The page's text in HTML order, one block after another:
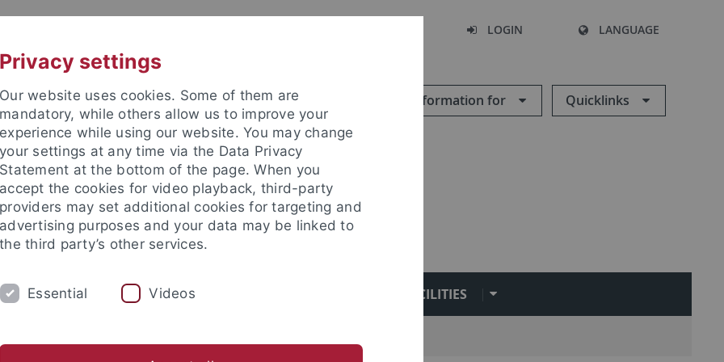
LOGIN LANGUAGE
Information for Quicklinks
WORK GROUPS FACILITIES
Privacy settings
Our website uses cookies. Some of them are
mandatory, while others allow us to improve your
experience while using our website. You may change
your settings at any time via the Data Privacy
Statement at the bottom of the page. When you
accept the cookies for video playback, third-party
providers may set additional cookies for targeting and
advertising purposes and your data may be linked to
the third party’s other services.
Essential Videos